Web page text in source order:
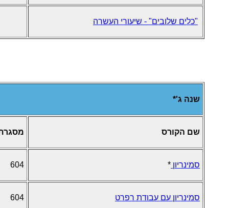
"כלים שלובים" - שיעורי העשרה
שנה ג'*
שם הקורס
סמינריון *
604
סמינריון עם עבודת רפרט 604